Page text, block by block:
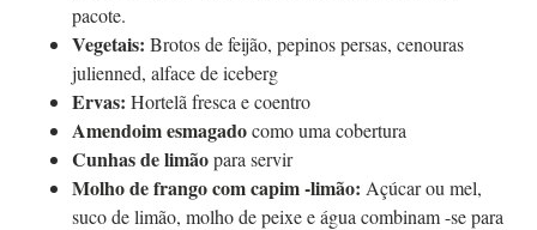
pacote.
Vegetais: Brotos de feijão, pepinos persas, cenouras
julienned, alface de iceberg
Ervas: Hortelã fresca e coentro
Amendoim esmagadocomo uma cobertura
Cunhas de limãopara servir
Molho de frango com capim -limão: Açúcar ou mel,
suco de limão, molho de peixe e água combinam -se para